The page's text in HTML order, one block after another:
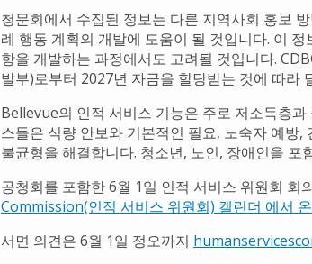
청문회에서 수집된 정보는 다른 지역사회 홍보
례 행동 계획의 개발에 도움이 될 것입니다. 이
항을 개발하는 과정에서도 고려될 것입니다.
발부)로부터 2027년 자금을 할당받는 것에 따라
Bellevue의 인적 서비스 기능은 주로 저소득층
스들은 식량 안보와 기본적인 필요, 노숙자 예방
불균형을 해결합니다. 청소년, 노인, 장애인을
공청회를 포함한 6월 1일 인적 서비스 위원회 회
Commission(인적 서비스 위원회) 캘린더 에서
서면 의견은 6월 1일 정오까지